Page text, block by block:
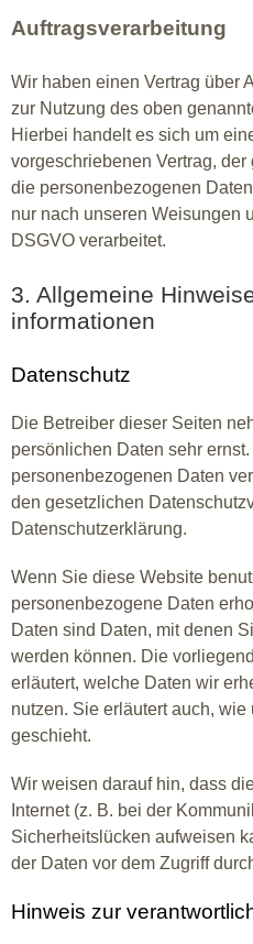
Auftragsverarbeitung
Wir haben einen Vertrag über
zur Nutzung des oben
Hierbei handelt es sich um
vorgeschriebenen Vertrag,
die personenbezogenen
nur nach unseren Weisungen
DSGVO verarbeitet.
3. Allgemeine
informationen
Datenschutz
Die Betreiber dieser Seiten
persönlichen Daten sehr
personenbezogenen Daten
den gesetzlichen
Datenschutzerklärung.
Wenn Sie diese Website
personenbezogene Daten
Daten sind Daten, mit denen
werden können. Die
erläutert, welche Daten wir
nutzen. Sie erläutert auch,
geschieht.
Wir weisen darauf hin, dass
Internet (z. B. bei der
Sicherheitslücken aufweisen
der Daten vor dem Zugriff
Hinweis zur